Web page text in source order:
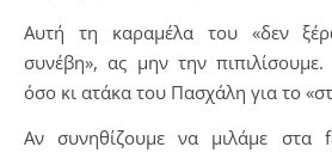
Αυτή τη καραμέλα του «δεν
συνέβη», ας μην την
όσο κι ατάκα του Πασχάλη για το
Αν συνηθίζουμε να μιλάμε στα